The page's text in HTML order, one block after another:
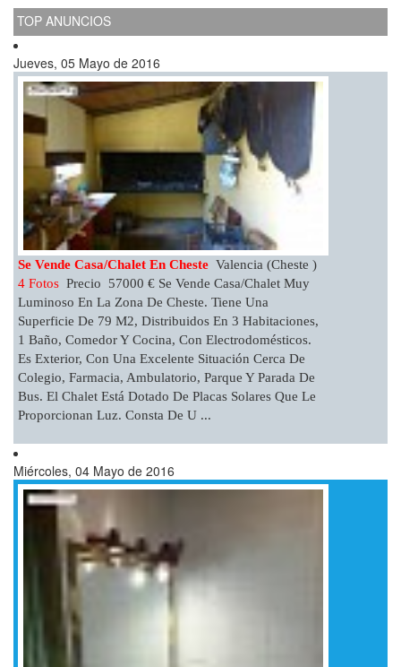
TOP ANUNCIOS
Jueves, 05 Mayo de 2016
Se Vende Casa/chalet En Cheste Valencia (Cheste )
4 Fotos Precio 57000 € Se Vende Casa/chalet Muy
Luminoso En La Zona De Cheste. Tiene Una
Superficie De 79 M2, Distribuidos En 3 Habitaciones,
1 Baño, Comedor Y Cocina, Con Electrodomésticos.
Es Exterior, Con Una Excelente Situación Cerca De
Colegio, Farmacia, Ambulatorio, Parque Y Parada De
Bus. El Chalet Está Dotado De Placas Solares Que Le
Proporcionan Luz. Consta De U ...
Miércoles, 04 Mayo de 2016